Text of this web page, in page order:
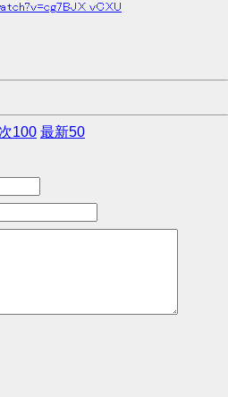
次100 最新50